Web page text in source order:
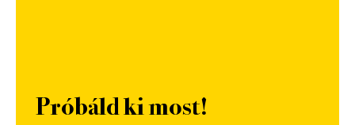
Próbáld ki most!